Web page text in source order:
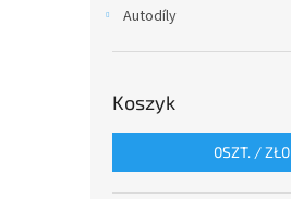
Autodíly
Koszyk
0SZT. /ZŁ0